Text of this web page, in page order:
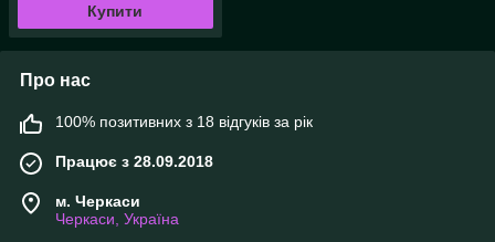
Купити
Про нас
100% позитивних з 18 відгуків за рік
Працює з 28.09.2018
м. Черкаси
Черкаси, Україна